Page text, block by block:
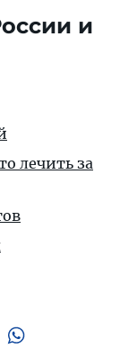
и
лечить за